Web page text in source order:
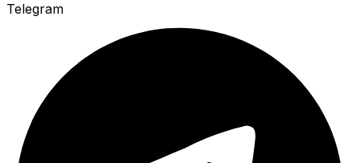
Telegram